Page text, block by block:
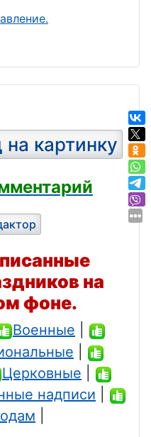
на картинку
на
фоне.
Военные
Церковные
надписи